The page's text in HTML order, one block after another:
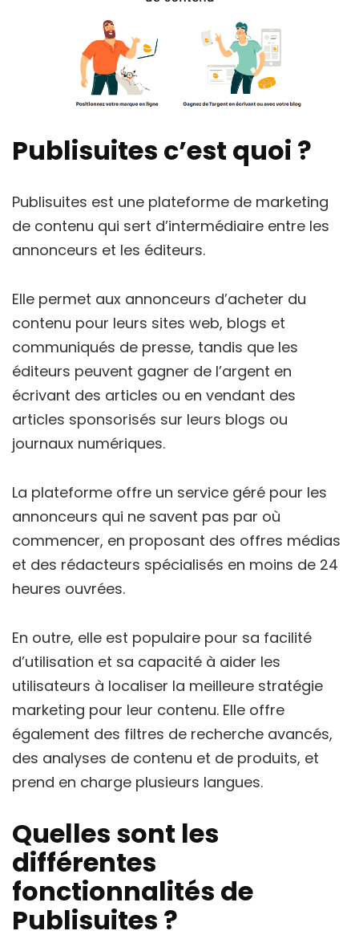
Publisuites c’est quoi ?
Publisuites est une plateforme de marketing
de contenu qui sert d’intermédiaire entre les
annonceurs et les éditeurs.
Elle permet aux annonceurs d’acheter du
contenu pour leurs sites web, blogs et
communiqués de presse, tandis que les
éditeurs peuvent gagner de l’argent en
écrivant des articles ou en vendant des
articles sponsorisés sur leurs blogs ou
journaux numériques.
La plateforme offre un service géré pour les
annonceurs qui ne savent pas par où
commencer, en proposant des offres médias
et des rédacteurs spécialisés en moins de 24
heures ouvrées.
En outre, elle est populaire pour sa facilité
d’utilisation et sa capacité à aider les
utilisateurs à localiser la meilleure stratégie
marketing pour leur contenu. Elle offre
également des filtres de recherche avancés,
des analyses de contenu et de produits, et
prend en charge plusieurs langues.
Quelles sont les
différentes
fonctionnalités de
Publisuites ?